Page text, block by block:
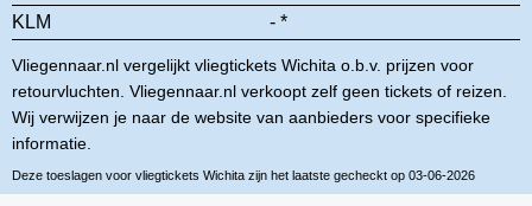
KLM
- *
Vliegennaar.nl vergelijkt vliegtickets Wichita o.b.v. prijzen voor
retourvluchten. Vliegennaar.nl verkoopt zelf geen tickets of reizen.
Wij verwijzen je naar de website van aanbieders voor specifieke
informatie.
Deze toeslagen voor vliegtickets Wichita zijn het laatste gecheckt op 03-06-2026